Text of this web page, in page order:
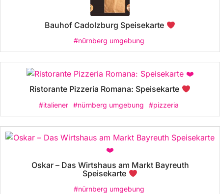
Bauhof Cadolzburg Speisekarte
#nürnberg umgebung
Ristorante Pizzeria Romana: Speisekarte
#italiener #nürnberg umgebung #pizzeria
Oskar – Das Wirtshaus am Markt Bayreuth
Speisekarte
#nürnberg umgebung